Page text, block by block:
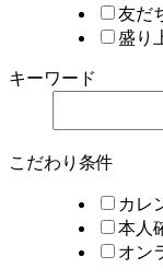
友だ
盛り
キーワード
こだわり条件
カレ
本人
オン